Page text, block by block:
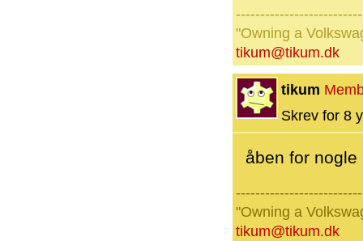
"Owning a
tikum@tikum.dk
tikum
Skrev for 8
åben for
"Owning a
tikum@tikum.dk